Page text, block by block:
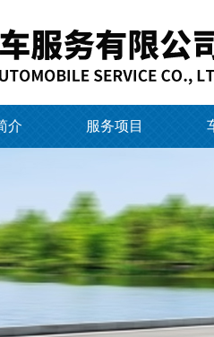
介 服务项目